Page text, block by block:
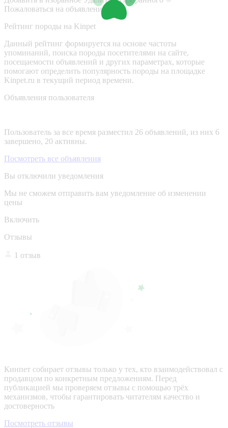
Пожаловаться на объявление
Рейтинг породы на Kinpet
Данный рейтинг формируется на основе частоты
упоминаний, поиска породы посетителями на сайте,
посещаемости объявлений и других параметрах, которые
помогают определить популярность породы на площадке
Kinpet.ru в текущий период времени.
Объявления пользователя
Пользователь за все время разместил 26 объявлений, из них 6
завершено, 20 активны.
Посмотреть все объявления
Вы отключили уведомления
Мы не сможем отправить вам уведомление об изменении
цены
Включить
Отзывы
1 отзыв
Кинпет собирает отзывы только у тех, кто взаимодействовал с
продавцом по конкретным предложениям. Перед
публикацией мы проверяем отзывы с помощью трёх
механизмов, чтобы гарантировать читателям качество и
достоверность
Посмотреть отзывы